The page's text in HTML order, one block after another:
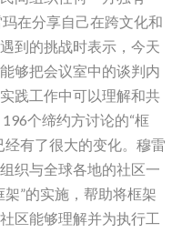
在分享自己在跨文化和
到的挑战时表示，今天
够把会议室中的谈判内
践工作中可以理解和共
个缔约方讨论的“框
经有了很大的变化。穆雷
织与全球各地的社区一
”的实施，帮助将框架
区能够理解并为执行工